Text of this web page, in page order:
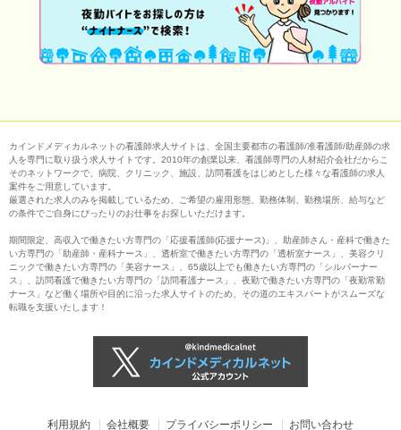
カインドメディカルネットの看護師求人サイトは、全国主要都市の看護師/准看護師/助産師の求
人を専門に取り扱う求人サイトです。2010年の創業以来、看護師専門の人材紹介会社だからこ
そのネットワークで、病院、クリニック、施設、訪問看護をはじめとした様々な看護師の求人
案件をご用意しています。
厳選された求人のみを掲載しているため、ご希望の雇用形態、勤務体制、勤務場所、給与など
の条件でご自身にぴったりのお仕事をお探しいただけます。
期間限定、高収入で働きたい方専門の「応援看護師(応援ナース)」、助産師さん・産科で働きた
い方専門の「助産師・産科ナース」、透析室で働きたい方専門の「透析室ナース」、美容クリ
ニックで働きたい方専門の「美容ナース」、65歳以上でも働きたい方専門の「シルバーナー
ス」、訪問看護で働きたい方専門の「訪問看護ナース」、夜勤で働きたい方専門の「夜勤常勤
ナース」など働く場所や目的に沿った求人サイトのため、その道のエキスパートがスムーズな
転職を支援いたします！
利用規約 会社概要 プライバシーポリシー お問い合わせ